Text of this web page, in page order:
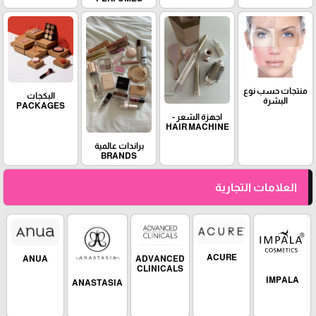
منتجات حسب نوع
البشرة
اجهزة الشعر -
HAIR MACHINE
براندات عالمية
BRANDS
البكجات
PACKAGES
العلامات التجارية
IMPALA
ACURE
ADVANCED
CLINICALS
ANASTASIA
ANUA